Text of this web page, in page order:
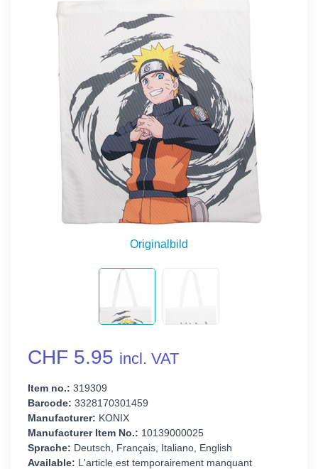
Originalbild
CHF 5.95 incl. VAT
Item no.: 319309
Barcode: 3328170301459
Manufacturer: KONIX
Manufacturer Item No.: 10139000025
Sprache: Deutsch, Français, Italiano, English
Available: L'article est temporairement manquant